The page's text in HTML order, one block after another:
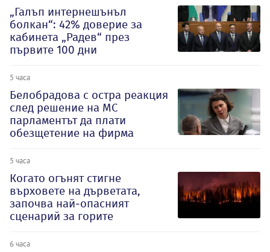
„Галъп интернешънъл
болкан“: 42% доверие за
кабинета „Радев“ през
първите 100 дни
5 часа
Белобрадова с остра реакция
след решение на МС
парламентът да плати
обезщетение на фирма
5 часа
Когато огънят стигне
върховете на дърветата,
започва най-опасният
сценарий за горите
6 часа